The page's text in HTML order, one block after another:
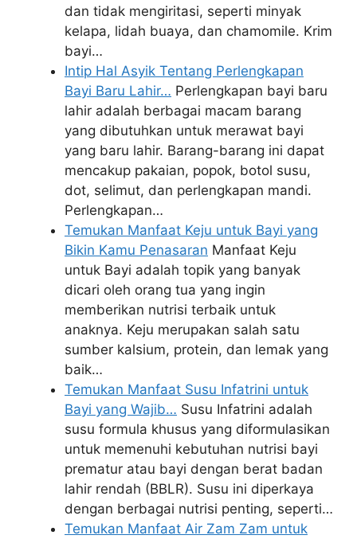
dan tidak mengiritasi, seperti minyak
kelapa, lidah buaya, dan chamomile. Krim
bayi…
Intip Hal Asyik Tentang Perlengkapan
Bayi Baru Lahir… Perlengkapan bayi baru
lahir adalah berbagai macam barang
yang dibutuhkan untuk merawat bayi
yang baru lahir. Barang-barang ini dapat
mencakup pakaian, popok, botol susu,
dot, selimut, dan perlengkapan mandi.
Perlengkapan…
Temukan Manfaat Keju untuk Bayi yang
Bikin Kamu Penasaran Manfaat Keju
untuk Bayi adalah topik yang banyak
dicari oleh orang tua yang ingin
memberikan nutrisi terbaik untuk
anaknya. Keju merupakan salah satu
sumber kalsium, protein, dan lemak yang
baik…
Temukan Manfaat Susu Infatrini untuk
Bayi yang Wajib… Susu Infatrini adalah
susu formula khusus yang diformulasikan
untuk memenuhi kebutuhan nutrisi bayi
prematur atau bayi dengan berat badan
lahir rendah (BBLR). Susu ini diperkaya
dengan berbagai nutrisi penting, seperti…
Temukan Manfaat Air Zam Zam untuk